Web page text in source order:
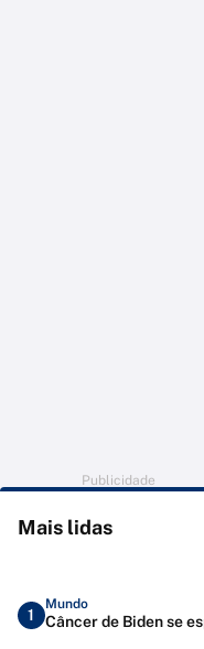
Publicidade
Mais lidas
1
Mundo
Câncer de Biden se